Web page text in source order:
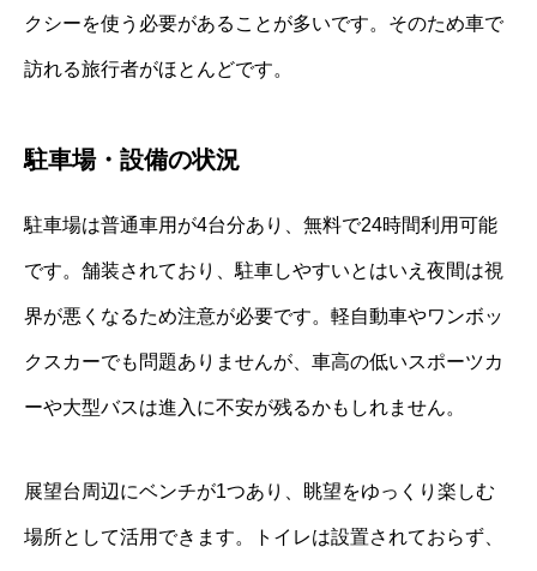
クシーを使う必要があることが多いです。そのため車で
訪れる旅行者がほとんどです。
駐車場・設備の状況
駐車場は普通車用が4台分あり、無料で24時間利用可能
です。舗装されており、駐車しやすいとはいえ夜間は視
界が悪くなるため注意が必要です。軽自動車やワンボッ
クスカーでも問題ありませんが、車高の低いスポーツカ
ーや大型バスは進入に不安が残るかもしれません。
展望台周辺にベンチが1つあり、眺望をゆっくり楽しむ
場所として活用できます。トイレは設置されておらず、